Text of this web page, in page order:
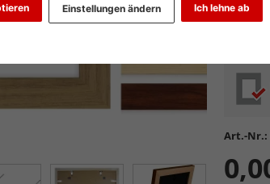
Ich lehne ab
Einstellungen ändern
Art.-Nr.: